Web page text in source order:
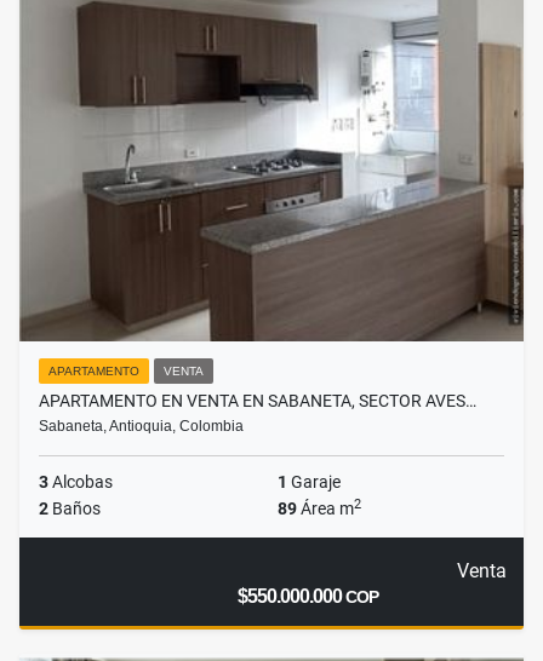
APARTAMENTO VENTA
APARTAMENTO EN VENTA EN SABANETA, SECTOR AVES…
Sabaneta, Antioquia, Colombia
3Alcobas 1 Garaje
2 Baños 89Área m2
Venta
$550.000.000COP